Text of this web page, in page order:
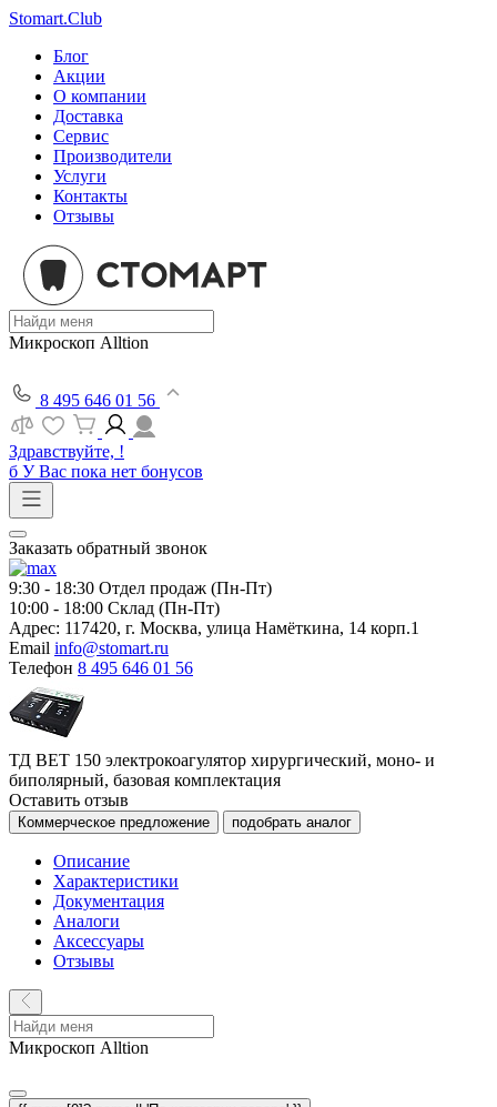
Stomart.Club
Блог
Акции
О компании
Доставка
Сервис
Производители
Услуги
Контакты
Отзывы
Микроскоп Alltion
8 495 646 01 56
Здравствуйте, !
б У Вас пока нет бонусов
Заказать обратный звонок
9:30 - 18:30 Отдел продаж (Пн-Пт)
10:00 - 18:00 Склад (Пн-Пт)
Адрес: 117420, г. Москва, улица Намёткина, 14 корп.1
Email info@stomart.ru
Телефон 8 495 646 01 56
ТД ВЕТ 150 электрокоагулятор хирургический, моно- и
биполярный, базовая комплектация
Оставить отзыв
Коммерческое предложение подобрать аналог
Описание
Характеристики
Документация
Аналоги
Аксессуары
Отзывы
Микроскоп Alltion